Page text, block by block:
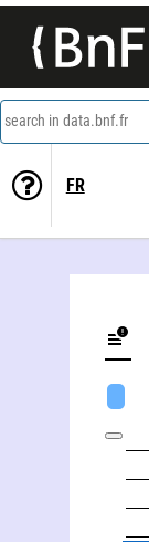
search in data.bnf.fr
FR